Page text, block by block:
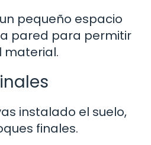
pequeño espacio
pared para permitir
material.
instalado el suelo,
finales.